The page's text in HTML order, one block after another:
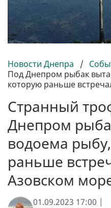
Новости Днепра /
Под Днепром рыбак
которую раньше
Странный
Днепром
водоема
раньше
Азовском
01.09.2023 17:00 |